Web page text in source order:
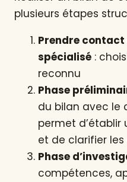
plusieurs étapes
Prendre
spécialisé :
reconnu
Phase
du bilan avec le
permet
et de clarifier
Phase
compétences,